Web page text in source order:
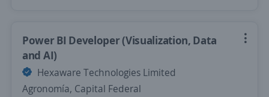
Power BI Developer (Visualization, Data
and AI)
Hexaware Technologies Limited
Agronomía, Capital Federal